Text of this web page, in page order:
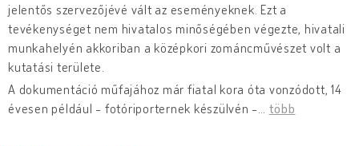
jelentős szervezőjévé vált az eseményeknek. Ezt a
tevékenységet nem hivatalos minőségében végezte, hivatali
munkahelyén akkoriban a középkori zománcművészet volt a
kutatási területe.
A dokumentáció műfajához már fiatal kora óta vonzódott, 14
évesen például - fotóriporternek készülvén -
több